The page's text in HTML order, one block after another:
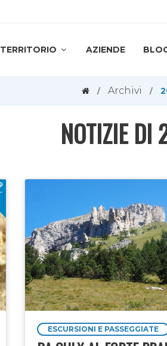
TERRITORIO AZIENDE
Archivi
NOTIZIE DI
ESCURSIONI E PASSEGGIATE